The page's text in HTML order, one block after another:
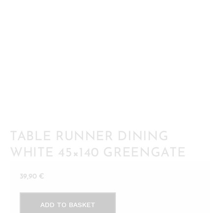
TABLE RUNNER DINING
WHITE 45×140 GREENGATE
39,90 €
RunnerADD TO BASKET